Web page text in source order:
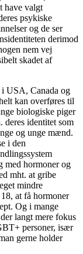
have valgt
psykiske
og de ser
derimod
nem vej
skadet af
USA, Canada og
kan overføres til
biologiske piger
deres identitet som
og unge mænd.
i den
med hormoner og
mht. at gribe
mindre
at få hormoner
Og i mange
langt mere fokus
personer, især
gerne holder